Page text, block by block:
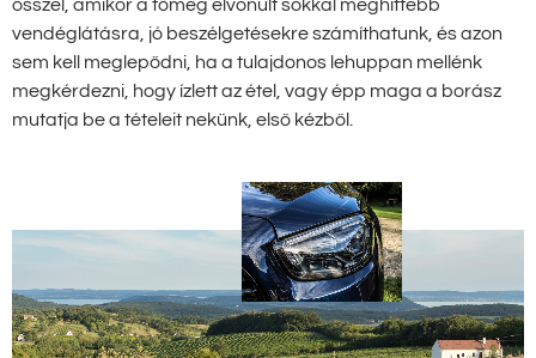
ősszel, amikor a tömeg elvonult sokkal meghittebb
vendéglátásra, jó beszélgetésekre számíthatunk, és azon
sem kell meglepődni, ha a tulajdonos lehuppan mellénk
megkérdezni, hogy ízlett az étel, vagy épp maga a borász
mutatja be a tételeit nekünk, első kézből.